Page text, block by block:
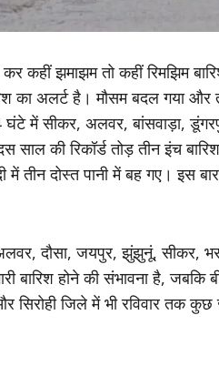
झमाझम तो कहीं रिमझिम
का अलर्ट है। मौसम बदल गया और
घंटे में सीकर, अलवर, बांसवाड़ा,
की रिकॉर्ड तोड़ तीन इंच
तीन दोस्त पानी में बह गए। इस
दौसा, जयपुर, झुंझुनूं, सीकर,
बारिश होने की संभावना है, जबकि
जिले में भी रविवार तक कुछ